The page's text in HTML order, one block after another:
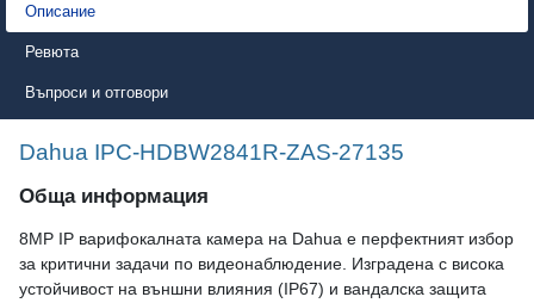
Описание
Ревюта
Въпроси и отговори
Dahua IPC-HDBW2841R-ZAS-27135
Обща информация
8MP IP варифокалната камера на Dahua е перфектният избор
за критични задачи по видеонаблюдение. Изградена с висока
устойчивост на външни влияния (IP67) и вандалска защита